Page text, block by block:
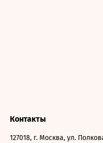
Контакты
127018, г. Москва, ул.